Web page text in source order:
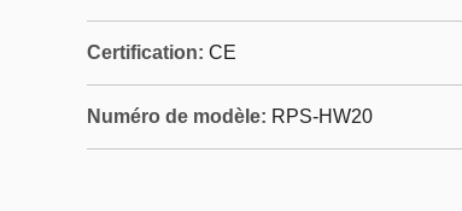
Certification: CE
Numéro de modèle: RPS-HW20